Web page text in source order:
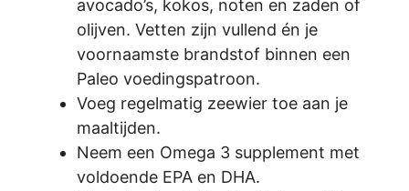
avocado’s, kokos, noten en zaden of
olijven. Vetten zijn vullend én je
voornaamste brandstof binnen een
Paleo voedingspatroon.
Voeg regelmatig zeewier toe aan je
maaltijden.
Neem een Omega 3 supplement met
voldoende EPA en DHA.